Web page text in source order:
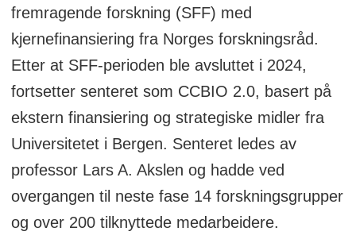
fremragende forskning (SFF) med
kjernefinansiering fra Norges forskningsråd.
Etter at SFF-perioden ble avsluttet i 2024,
fortsetter senteret som CCBIO 2.0, basert på
ekstern finansiering og strategiske midler fra
Universitetet i Bergen. Senteret ledes av
professor Lars A. Akslen og hadde ved
overgangen til neste fase 14 forskningsgrupper
og over 200 tilknyttede medarbeidere.